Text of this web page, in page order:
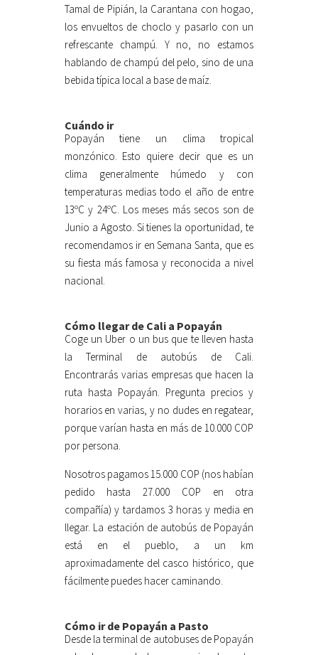
Tamal de Pipián, la Carantana con hogao,
los envueltos de choclo y pasarlo con un
refrescante champú. Y no, no estamos
hablando de champú del pelo, sino de una
bebida típica local a base de maíz.
Cuándo ir
Popayán tiene un clima tropical
monzónico. Esto quiere decir que es un
clima generalmente húmedo y con
temperaturas medias todo el año de entre
13ºC y 24ºC. Los meses más secos son de
Junio a Agosto. Si tienes la oportunidad, te
recomendamos ir en Semana Santa, que es
su fiesta más famosa y reconocida a nivel
nacional.
Cómo llegar de Cali a Popayán
Coge un Uber o un bus que te lleven hasta
la Terminal de autobús de Cali.
Encontrarás varias empresas que hacen la
ruta hasta Popayán. Pregunta precios y
horarios en varias, y no dudes en regatear,
porque varían hasta en más de 10.000 COP
por persona.
Nosotros pagamos 15.000 COP (nos habían
pedido hasta 27.000 COP en otra
compañía) y tardamos 3 horas y media en
llegar. La estación de autobús de Popayán
está en el pueblo, a un km
aproximadamente del casco histórico, que
fácilmente puedes hacer caminando.
Cómo ir de Popayán a Pasto
Desde la terminal de autobuses de Popayán